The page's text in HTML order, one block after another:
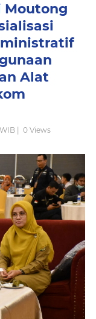
Moutong
Alat
| 0 Views